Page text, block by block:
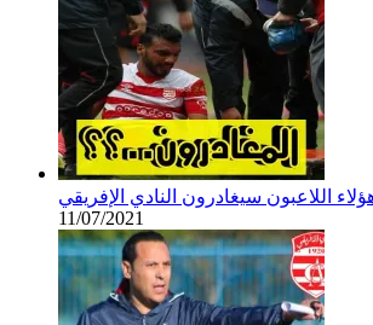
اللاعبون سيغادرون النادي الإفريقي
11/07/2021